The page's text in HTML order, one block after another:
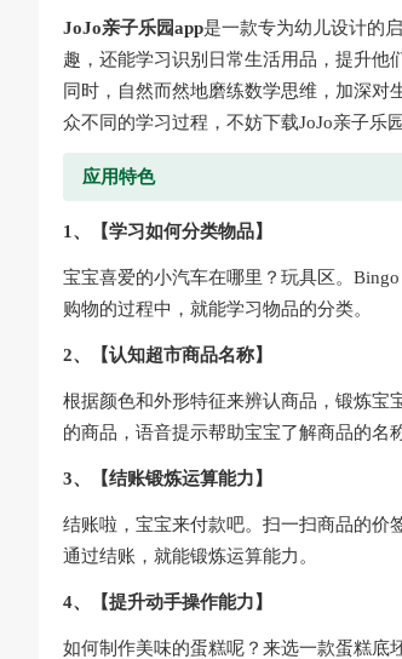
JoJo亲子乐园app是一款专为幼儿设计的
趣，还能学习识别日常生活用品，提升他
同时，自然而然地磨练数学思维，加深
众不同的学习过程，不妨下载JoJo亲子乐
应用特色
1、【学习如何分类物品】
宝宝喜爱的小汽车在哪里？玩具区。
购物的过程中，就能学习物品的分类。
2、【认知超市商品名称】
根据颜色和外形特征来辨认商品，锻炼宝
的商品，语音提示帮助宝宝了解商品的名
3、【结账锻炼运算能力】
结账啦，宝宝来付款吧。扫一扫商品的价
通过结账，就能锻炼运算能力。
4、【提升动手操作能力】
如何制作美味的蛋糕呢？来选一款蛋糕底